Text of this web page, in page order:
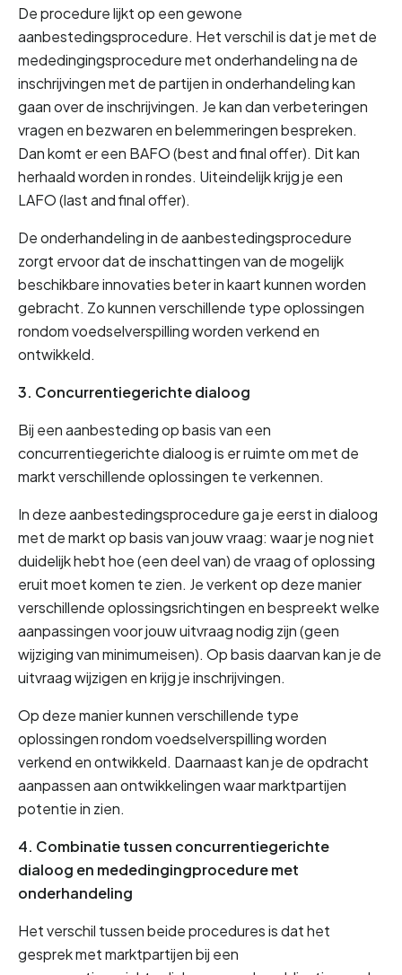
De procedure lijkt op een gewone
aanbestedingsprocedure. Het verschil is dat je met de
mededingingsprocedure met onderhandeling na de
inschrijvingen met de partijen in onderhandeling kan
gaan over de inschrijvingen. Je kan dan verbeteringen
vragen en bezwaren en belemmeringen bespreken.
Dan komt er een BAFO (best and final offer). Dit kan
herhaald worden in rondes. Uiteindelijk krijg je een
LAFO (last and final offer).
De onderhandeling in de aanbestedingsprocedure
zorgt ervoor dat de inschattingen van de mogelijk
beschikbare innovaties beter in kaart kunnen worden
gebracht. Zo kunnen verschillende type oplossingen
rondom voedselverspilling worden verkend en
ontwikkeld.
3. Concurrentiegerichte dialoog
Bij een aanbesteding op basis van een
concurrentiegerichte dialoog is er ruimte om met de
markt verschillende oplossingen te verkennen.
In deze aanbestedingsprocedure ga je eerst in dialoog
met de markt op basis van jouw vraag: waar je nog niet
duidelijk hebt hoe (een deel van) de vraag of oplossing
eruit moet komen te zien. Je verkent op deze manier
verschillende oplossingsrichtingen en bespreekt welke
aanpassingen voor jouw uitvraag nodig zijn (geen
wijziging van minimumeisen). Op basis daarvan kan je de
uitvraag wijzigen en krijg je inschrijvingen.
Op deze manier kunnen verschillende type
oplossingen rondom voedselverspilling worden
verkend en ontwikkeld. Daarnaast kan je de opdracht
aanpassen aan ontwikkelingen waar marktpartijen
potentie in zien.
4. Combinatie tussen concurrentiegerichte
dialoog en mededingingprocedure met
onderhandeling
Het verschil tussen beide procedures is dat het
gesprek met marktpartijen bij een